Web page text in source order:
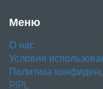
Меню
О нас
Условия
Политика
PIPL